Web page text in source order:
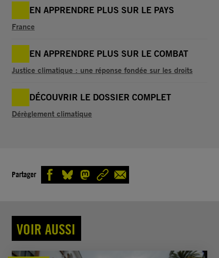
EN APPRENDRE PLUS SUR LE PAYS
France
EN APPRENDRE PLUS SUR LE COMBAT
Justice climatique : une réponse fondée sur les droits
DÉCOUVRIR LE DOSSIER COMPLET
Dérèglement climatique
Partager
VOIR AUSSI